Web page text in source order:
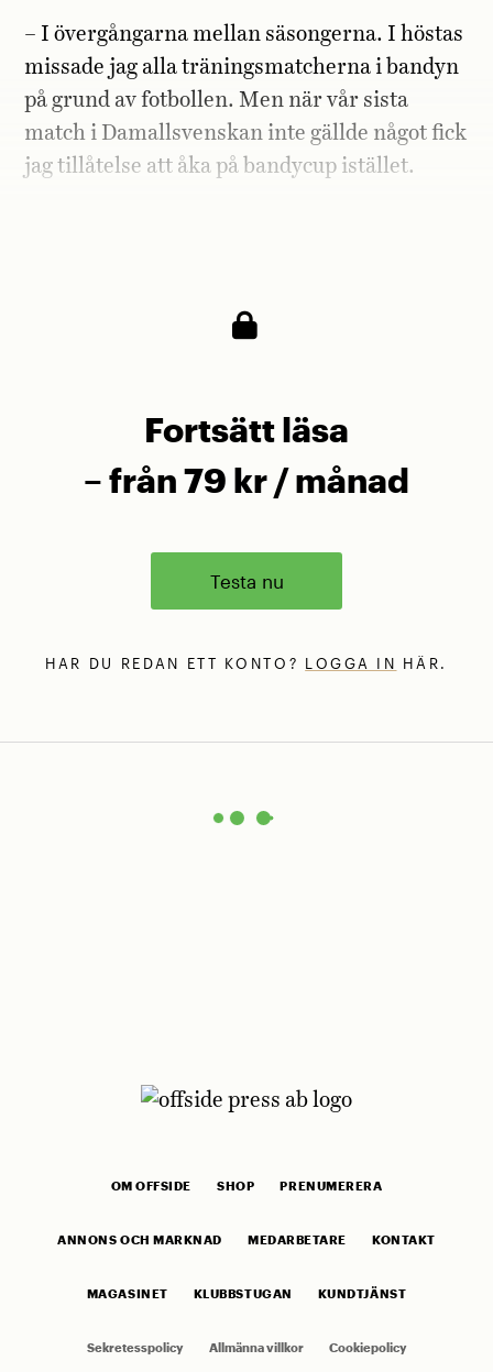
– I övergångarna mellan säsongerna. I höstas
missade jag alla träningsmatcherna i bandyn
på grund av fotbollen. Men när vår sista
match i Damallsvenskan inte gällde något fick
jag tillåtelse att åka på bandycup istället.
Fortsätt läsa
– från 79 kr / månad
Testa nu
HAR DU REDAN ETT KONTO? LOGGA IN HÄR.
OM OFFSIDE SHOP PRENUMERERA
ANNONS OCH MARKNAD MEDARBETARE KONTAKT
MAGASINET KLUBBSTUGAN KUNDTJÄNST
Sekretesspolicy Allmänna villkor Cookiepolicy